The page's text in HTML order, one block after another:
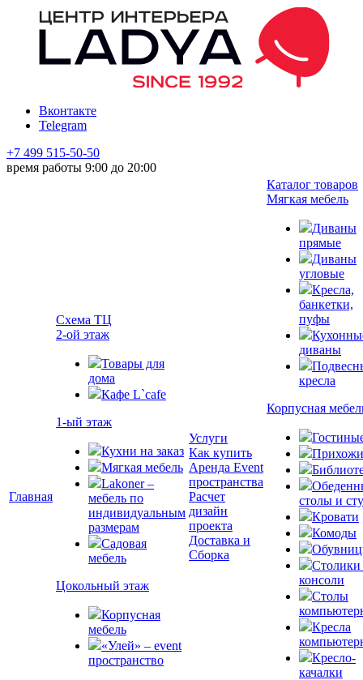
Вконтакте
Telegram
+7 499 515-50-50
время работы 9:00 до 20:00
Главная
Схема ТЦ
2-ой этаж
Товары для
дома
Кафе L`cafe
1-ый этаж
Кухни на заказ
Мягкая мебель
Lakoner –
мебель по
индивидуальным
размерам
Садовая
мебель
Цокольный этаж
Корпусная
мебель
«Улей» – event
пространство
Услуги
Как купить
Аренда Event
пространства
Расчет
дизайн
проекта
Доставка и
Сборка
Каталог товаров
Мягкая мебель
Диваны
прямые
Диваны
угловые
Кресла,
банкетки,
пуфы
диваны
кресла
Корпусная
столы и
Кровати
Комоды
Столики
консоли
Столы
Кресла
Кресло-
качалки